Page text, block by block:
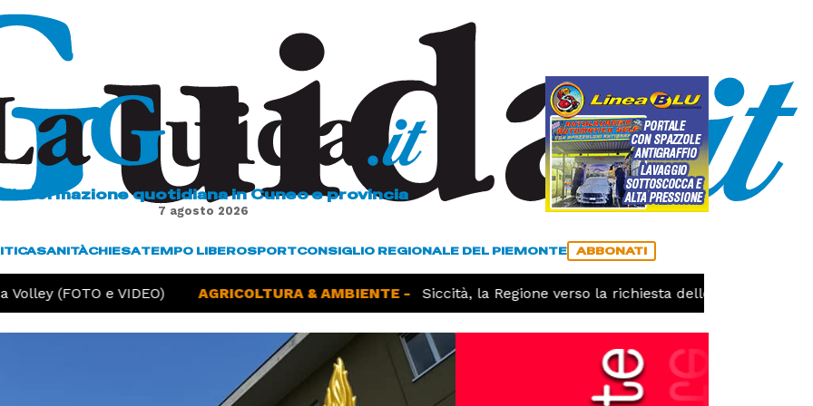
L'informazione quotidiana in Cuneo e provincia
7 agosto 2026
SANITÀCHIESATEMPO LIBEROSPORTCONSIGLIO REGIONALE DEL PIEMONTE ABBONATI
(FOTO e VIDEO) AGRICOLTURA & AMBIENTE - Siccità, la Regione verso la richiesta dello stato di